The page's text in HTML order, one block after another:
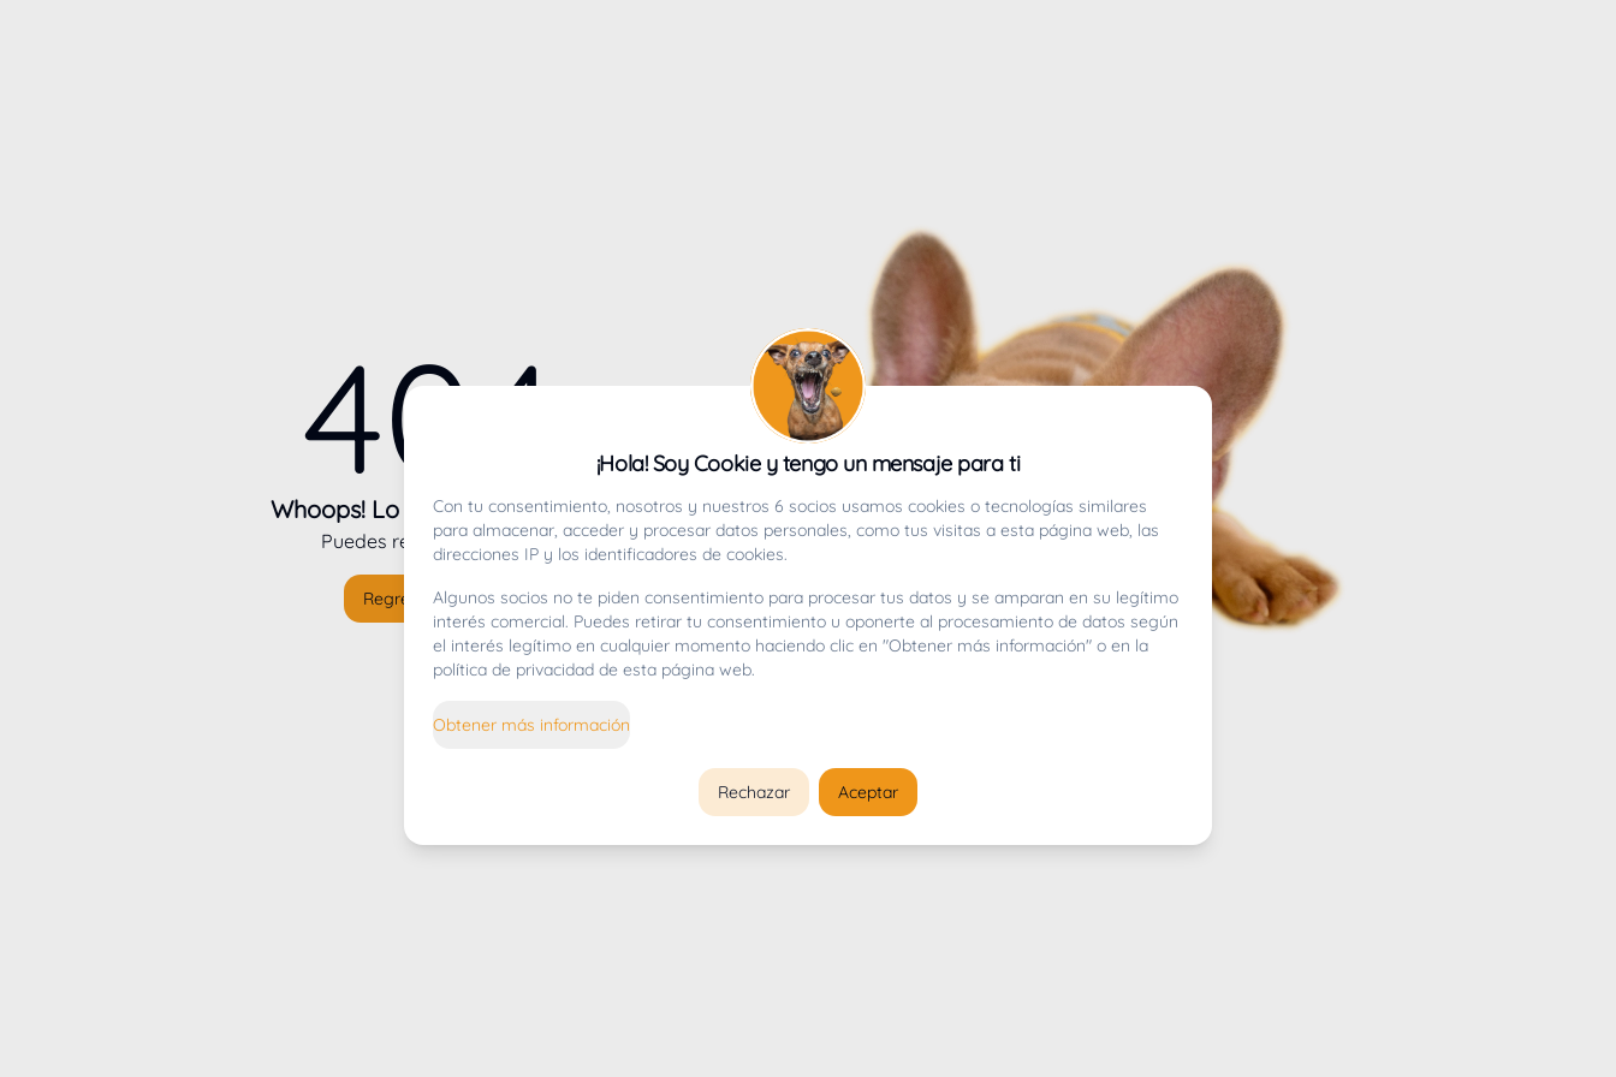
404
Whoops! Lo sentimos mucho.
Puedes regresar alinicio
Regresar al inicio
¡Hola! Soy Cookie y tengo un mensaje para ti
Con tu consentimiento, nosotros y nuestros 6 socios usamos cookies o tecnologías similares
para almacenar, acceder y procesar datos personales, como tus visitas a esta página web, las
direcciones IP y los identificadores de cookies.
Algunos socios no te piden consentimiento para procesar tus datos y se amparan en su legítimo
interés comercial. Puedes retirar tu consentimiento u oponerte al procesamiento de datos según
el interés legítimo en cualquier momento haciendo clic en "Obtener más información" o en la
política de privacidad de esta página web.
Obtener más información
Rechazar Aceptar